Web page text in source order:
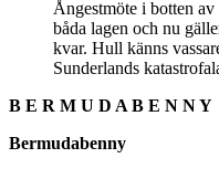
Ångestmöte i botten
båda lagen och nu
kvar. Hull känns
Sunderlands
B E R M U D A B E N N Y
Bermudabenny